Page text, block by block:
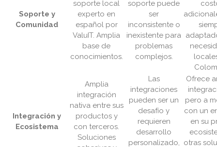
Soporte y
Comunidad
soporte local
experto en
español por
ValuIT. Amplia
base de
conocimientos.
soporte puede
ser
inconsistente o
inexistente para
problemas
complejos.
Integración y
Ecosistema
Amplia
integración
nativa entre sus
productos y
con terceros.
Soluciones
Las
integraciones
pueden ser un
desafío y
requieren
desarrollo
personalizado,
Ofrece
pero a
con un
en su
otras